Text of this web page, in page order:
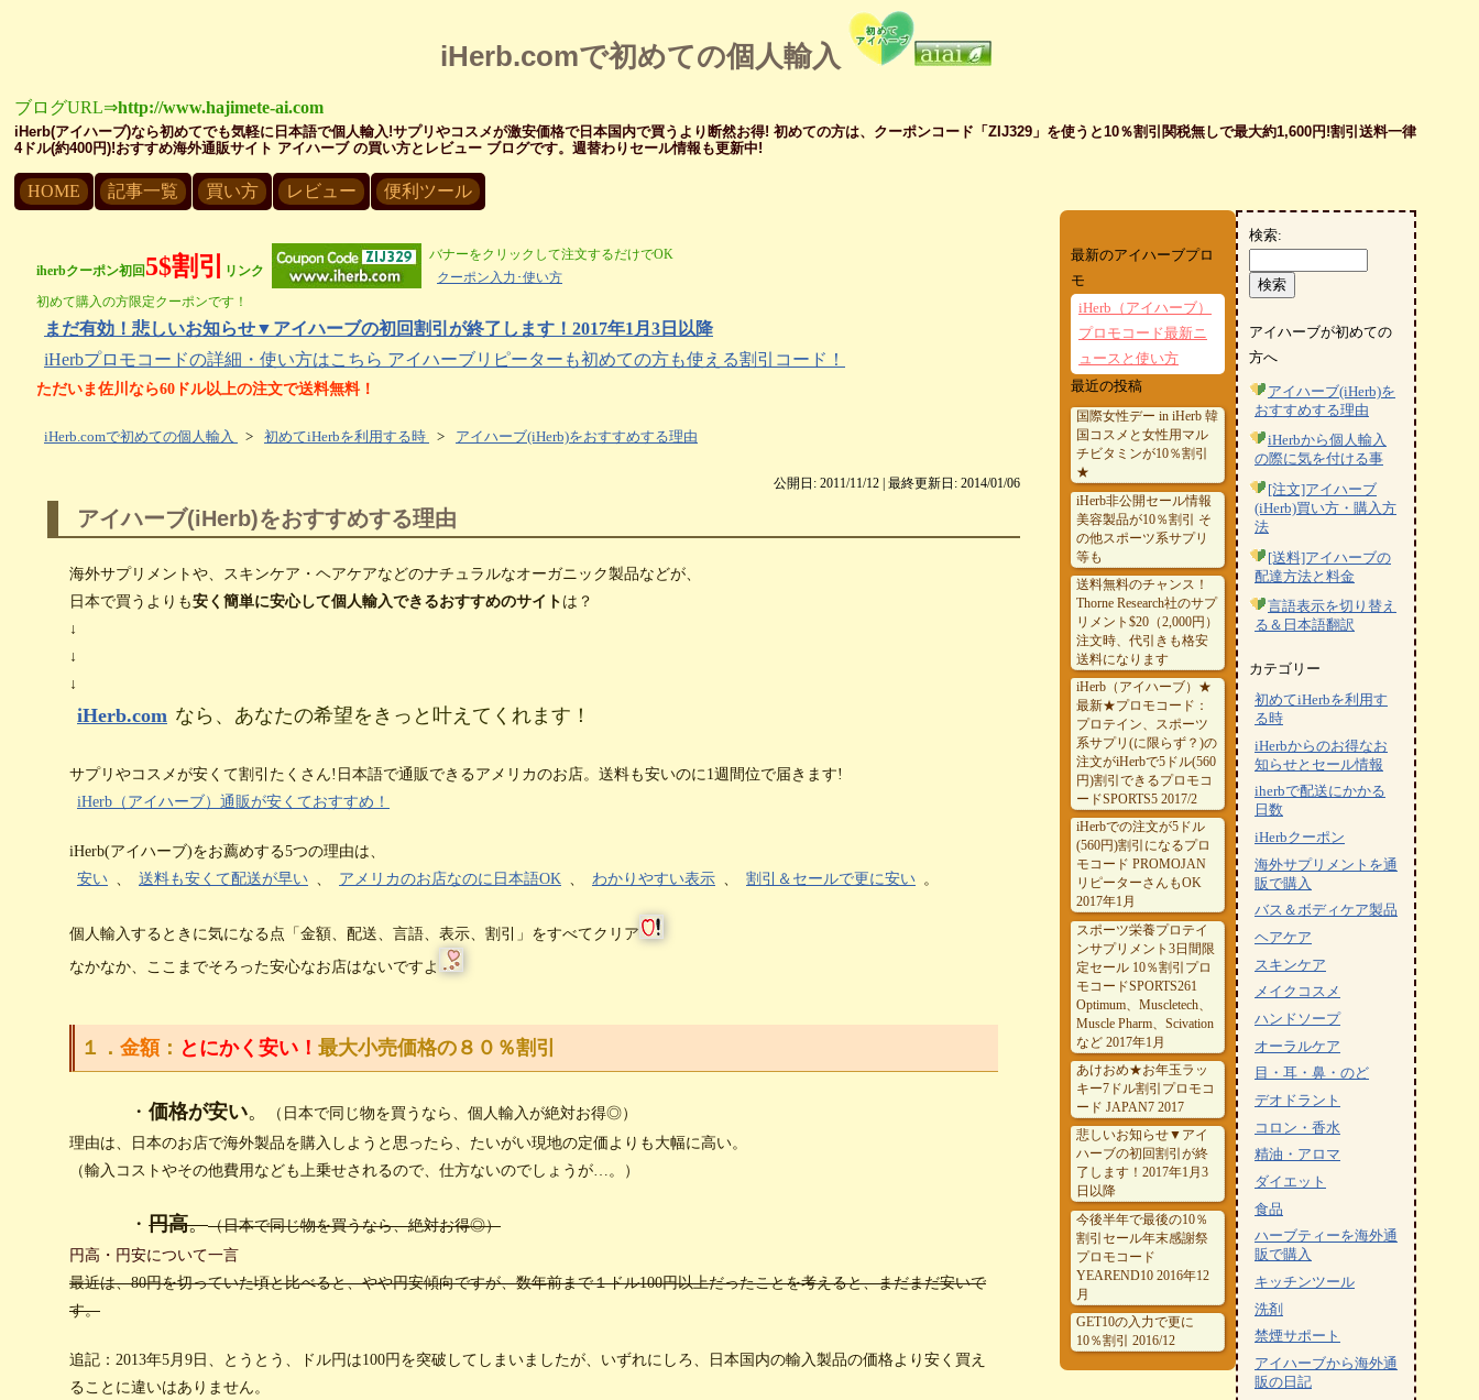
iHerb.comで初めての個人輸入
ブログURL⇒http://www.hajimete-ai.com
iHerb(アイハーブ)なら初めてでも気軽に日本語で個人輸入!サプリやコスメが激安価格で日本国内で買うより断然お得! 初めての方は、クーポンコード「ZIJ329」を使うと10％割引関税無しで最大約1,600円!割引送料一律
4ドル(約400円)!おすすめ海外通販サイト アイハーブ の買い方とレビュー ブログです。週替わりセール情報も更新中!
HOME 記事一覧 買い方 レビュー 便利ツール
iherbクーポン初回 5$割引
リンク
初めて購入の方限定クーポンです！
バナーをクリックして注文するだけでOK
クーポン入力･使い方
まだ有効！悲しいお知らせ▼アイハーブの初回割引が終了します！2017年1月3日以降
iHerbプロモコードの詳細・使い方はこちら アイハーブリピーターも初めての方も使える割引コード！
ただいま佐川なら60ドル以上の注文で送料無料！
iHerb.comで初めての個人輸入 > 初めてiHerbを利用する時 > アイハーブ(iHerb)をおすすめする理由
公開日: 2011/11/12 | 最終更新日: 2014/01/06
アイハーブ(iHerb)をおすすめする理由
海外サプリメントや、スキンケア・ヘアケアなどのナチュラルなオーガニック製品などが、
日本で買うよりも安く簡単に安心して個人輸入できるおすすめのサイト は？
↓
↓
↓
iHerb.com なら、あなたの希望をきっと叶えてくれます！
サプリやコスメが安くて割引たくさん!日本語で通販できるアメリカのお店。送料も安いのに1週間位で届きます!
iHerb（アイハーブ）通販が安くておすすめ！
iHerb(アイハーブ)をお薦めする5つの理由は、
安い 、 送料も安くて配送が早い 、 アメリカのお店なのに日本語OK 、 わかりやすい表示 、 割引＆セールで更に安い 。
個人輸入するときに気になる点「金額、配送、言語、表示、割引」をすべてクリア
なかなか、ここまでそろった安心なお店はないですよ
１． 金額 ： とにかく安い！ 最大小売価格の８０％割引
・ 価格が安い。
（日本で同じ物を買うなら、個人輸入が絶対お得◎）
理由は、日本のお店で海外製品を購入しようと思ったら、たいがい現地の定価よりも大幅に高い。
（輸入コストやその他費用なども上乗せされるので、仕方ないのでしょうが…。）
・ 円高。（日本で同じ物を買うなら、絶対お得◎）
円高・円安について一言
最近は、80円を切っていた頃と比べると、やや円安傾向ですが、数年前まで１ドル100円以上だったことを考えると、まだまだ安いで
す。
追記：2013年5月9日、とうとう、ドル円は100円を突破してしまいましたが、いずれにしろ、日本国内の輸入製品の価格より安く買え
ることに違いはありません。
検索:
アイハーブが初めての
方へ
アイハーブ(iHerb)を
おすすめする理由
iHerbから個人輸入
の際に気を付ける事
[注文]アイハーブ
(iHerb)買い方・購入方
法
[送料]アイハーブの
配達方法と料金
言語表示を切り替え
る＆日本語翻訳
カテゴリー
初めてiHerbを利用す
る時
iHerbからのお得なお
知らせとセール情報
iherbで配送にかかる
日数
iHerbクーポン
海外サプリメントを通
販で購入
バス＆ボディケア製品
ヘアケア
スキンケア
メイクコスメ
ハンドソープ
オーラルケア
目・耳・鼻・のど
デオドラント
コロン・香水
精油・アロマ
ダイエット
食品
ハーブティーを海外通
販で購入
キッチンツール
洗剤
禁煙サポート
アイハーブから海外通
販の日記
最新のアイハーブプロ
モ
iHerb（アイハーブ）
プロモコード最新ニ
ュースと使い方
最近の投稿
国際女性デー in iHerb 韓
国コスメと女性用マル
チビタミンが10％割引
★
iHerb非公開セール情報
美容製品が10％割引 そ
の他スポーツ系サプリ
等も
送料無料のチャンス！
Thorne Research社のサプ
リメント$20（2,000円）
注文時、代引きも格安
送料になります
iHerb（アイハーブ）★
最新★プロモコード：
プロテイン、スポーツ
系サプリ(に限らず？)の
注文がiHerbで5ドル(560
円)割引できるプロモコ
ードSPORTS5 2017/2
iHerbでの注文が5ドル
(560円)割引になるプロ
モコード PROMOJAN
リピーターさんもOK
2017年1月
スポーツ栄養プロテイ
ンサプリメント3日間限
定セール 10％割引プロ
モコードSPORTS261
Optimum、Muscletech、
Muscle Pharm、Scivation
など 2017年1月
あけおめ★お年玉ラッ
キー7ドル割引プロモコ
ード JAPAN7 2017
悲しいお知らせ▼アイ
ハーブの初回割引が終
了します！2017年1月3
日以降
今後半年で最後の10％
割引セール年末感謝祭
プロモコード
YEAREND10 2016年12
月
GET10の入力で更に
10％割引 2016/12